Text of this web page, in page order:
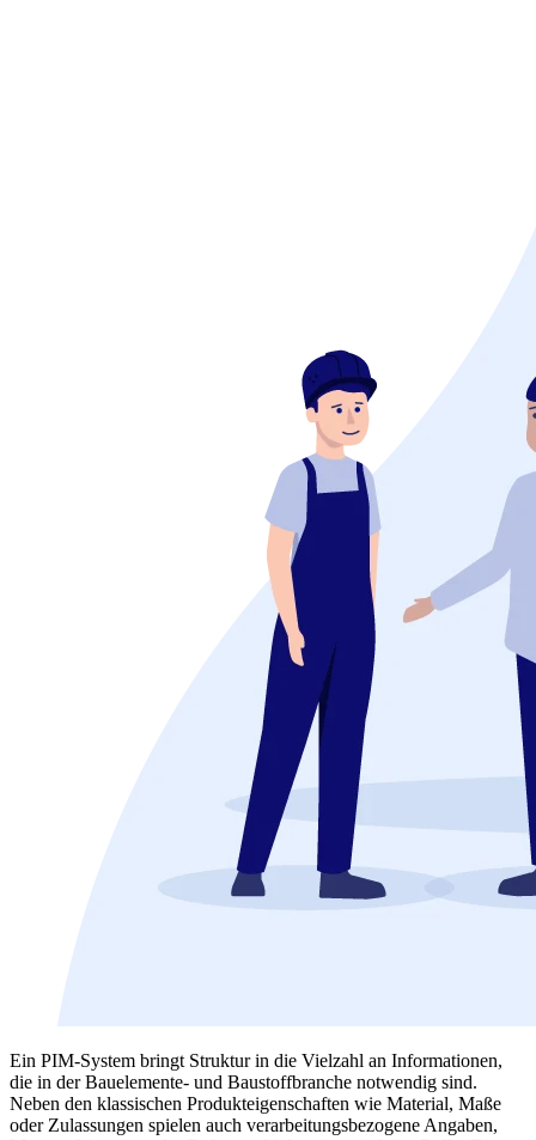
Ein PIM-System bringt Struktur in die Vielzahl an Informationen,
die in der Bauelemente- und Baustoffbranche notwendig sind.
Neben den klassischen Produkteigenschaften wie Material, Maße
oder Zulassungen spielen auch verarbeitungsbezogene Angaben,